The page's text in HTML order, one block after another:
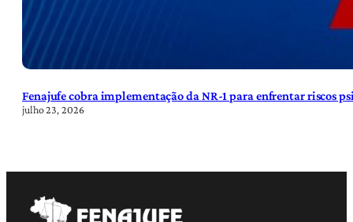
Fenajufe cobra implementação da NR-1 para enfrentar riscos
julho 23, 2026